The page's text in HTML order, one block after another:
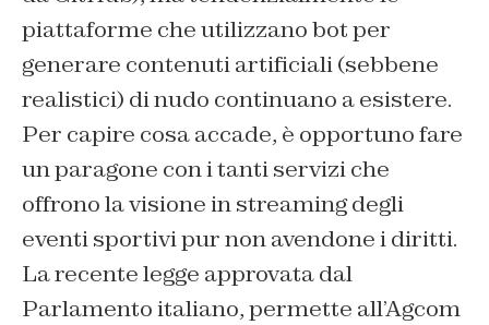
piattaforme che utilizzano bot per
generare contenuti artificiali (sebbene
realistici) di nudo continuano a esistere.
Per capire cosa accade, è opportuno fare
un paragone con i tanti servizi che
offrono la visione in streaming degli
eventi sportivi pur non avendone i diritti.
La recente legge approvata dal
Parlamento italiano, permette all’Agcom